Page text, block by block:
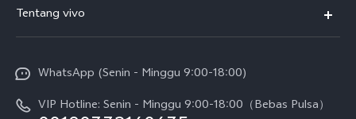
T5 Pro
V70
Service Center
Funtouch OS
Pembaruan Sistem
Tentang vivo
Sejarah
Berita
WhatsApp (Senin - Minggu 9:00-18:00)
VIP Hotline: Senin - Minggu 9:00-18:00（Bebas Pulsa）